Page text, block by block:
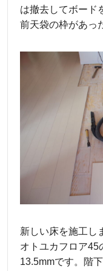
は撤去してボード
前天袋の枠があっ
新しい床を施工し
オトユカフロア45
13.5mmです。階